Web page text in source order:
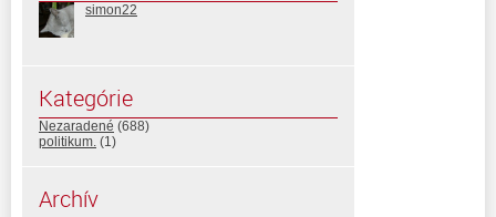
simon22
Kategórie
Nezaradené (688)
politikum. (1)
Archív